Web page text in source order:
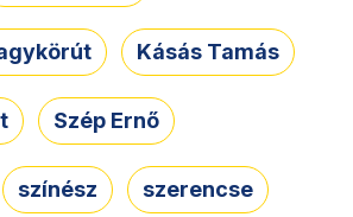
Kásás Tamás
Szép Ernő
színész szerencse